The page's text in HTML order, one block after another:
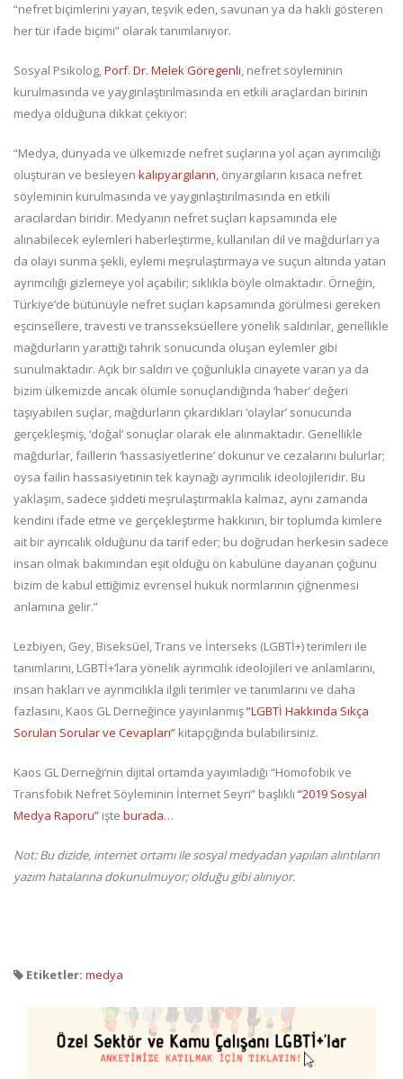
“nefret biçimlerini yayan, teşvik eden, savunan ya da haklı gösteren
her tür ifade biçimi” olarak tanımlanıyor.
Sosyal Psikolog,Porf. Dr. Melek Göregenli, nefret söyleminin
kurulmasında ve yaygınlaştırılmasında en etkili araçlardan birinin
medya olduğuna dikkat çekiyor:
“Medya, dünyada ve ülkemizde nefret suçlarına yol açan ayrımcılığı
oluşturan ve besleyen kalıpyargıların, önyargıların kısaca nefret
söyleminin kurulmasında ve yaygınlaştırılmasında en etkili
aracılardan biridir. Medyanın nefret suçları kapsamında ele
alınabilecek eylemleri haberleştirme, kullanılan dil ve mağdurları ya
da olayı sunma şekli, eylemi meşrulaştırmaya ve suçun altında yatan
ayrımcılığı gizlemeye yol açabilir; sıklıkla böyle olmaktadır. Örneğin,
Türkiye’de bütünüyle nefret suçları kapsamında görülmesi gereken
eşcinsellere, travesti ve transseksüellere yönelik saldırılar, genellikle
mağdurların yarattığı tahrik sonucunda oluşan eylemler gibi
sunulmaktadır. Açık bir saldırı ve çoğunlukla cinayete varan ya da
bizim ülkemizde ancak ölümle sonuçlandığında ‘haber’ değeri
taşıyabilen suçlar, mağdurların çıkardıkları ‘olaylar’ sonucunda
gerçekleşmiş, ‘doğal’ sonuçlar olarak ele alınmaktadır. Genellikle
mağdurlar, faillerin ‘hassasiyetlerine’ dokunur ve cezalarını bulurlar;
oysa failin hassasiyetinin tek kaynağı ayrımcılık ideolojileridir. Bu
yaklaşım, sadece şiddeti meşrulaştırmakla kalmaz, aynı zamanda
kendini ifade etme ve gerçekleştirme hakkının, bir toplumda kimlere
ait bir ayrıcalık olduğunu da tarif eder; bu doğrudan herkesin sadece
insan olmak bakımından eşit olduğu ön kabulüne dayanan çoğunu
bizim de kabul ettiğimiz evrensel hukuk normlarının çiğnenmesi
anlamına gelir.”
Lezbiyen, Gey, Biseksüel, Trans ve İnterseks (LGBTİ+) terimleri ile
tanımlarını, LGBTİ+’lara yönelik ayrımcılık ideolojileri ve anlamlarını,
insan hakları ve ayrımcılıkla ilgili terimler ve tanımlarını ve daha
fazlasını, Kaos GL Derneğince yayınlanmış“LGBTİ Hakkında Sıkça
Sorulan Sorular ve Cevapları” kitapçığında bulabilirsiniz.
Kaos GL Derneği’nin dijital ortamda yayımladığı “Homofobik ve
Transfobik Nefret Söyleminin İnternet Seyri” başlıklı “2019 Sosyal
Medya Raporu” işte burada…
Not: Bu dizide, internet ortamı ile sosyal medyadan yapılan alıntıların
yazım hatalarına dokunulmuyor; olduğu gibi alınıyor.
Etiketler: medya